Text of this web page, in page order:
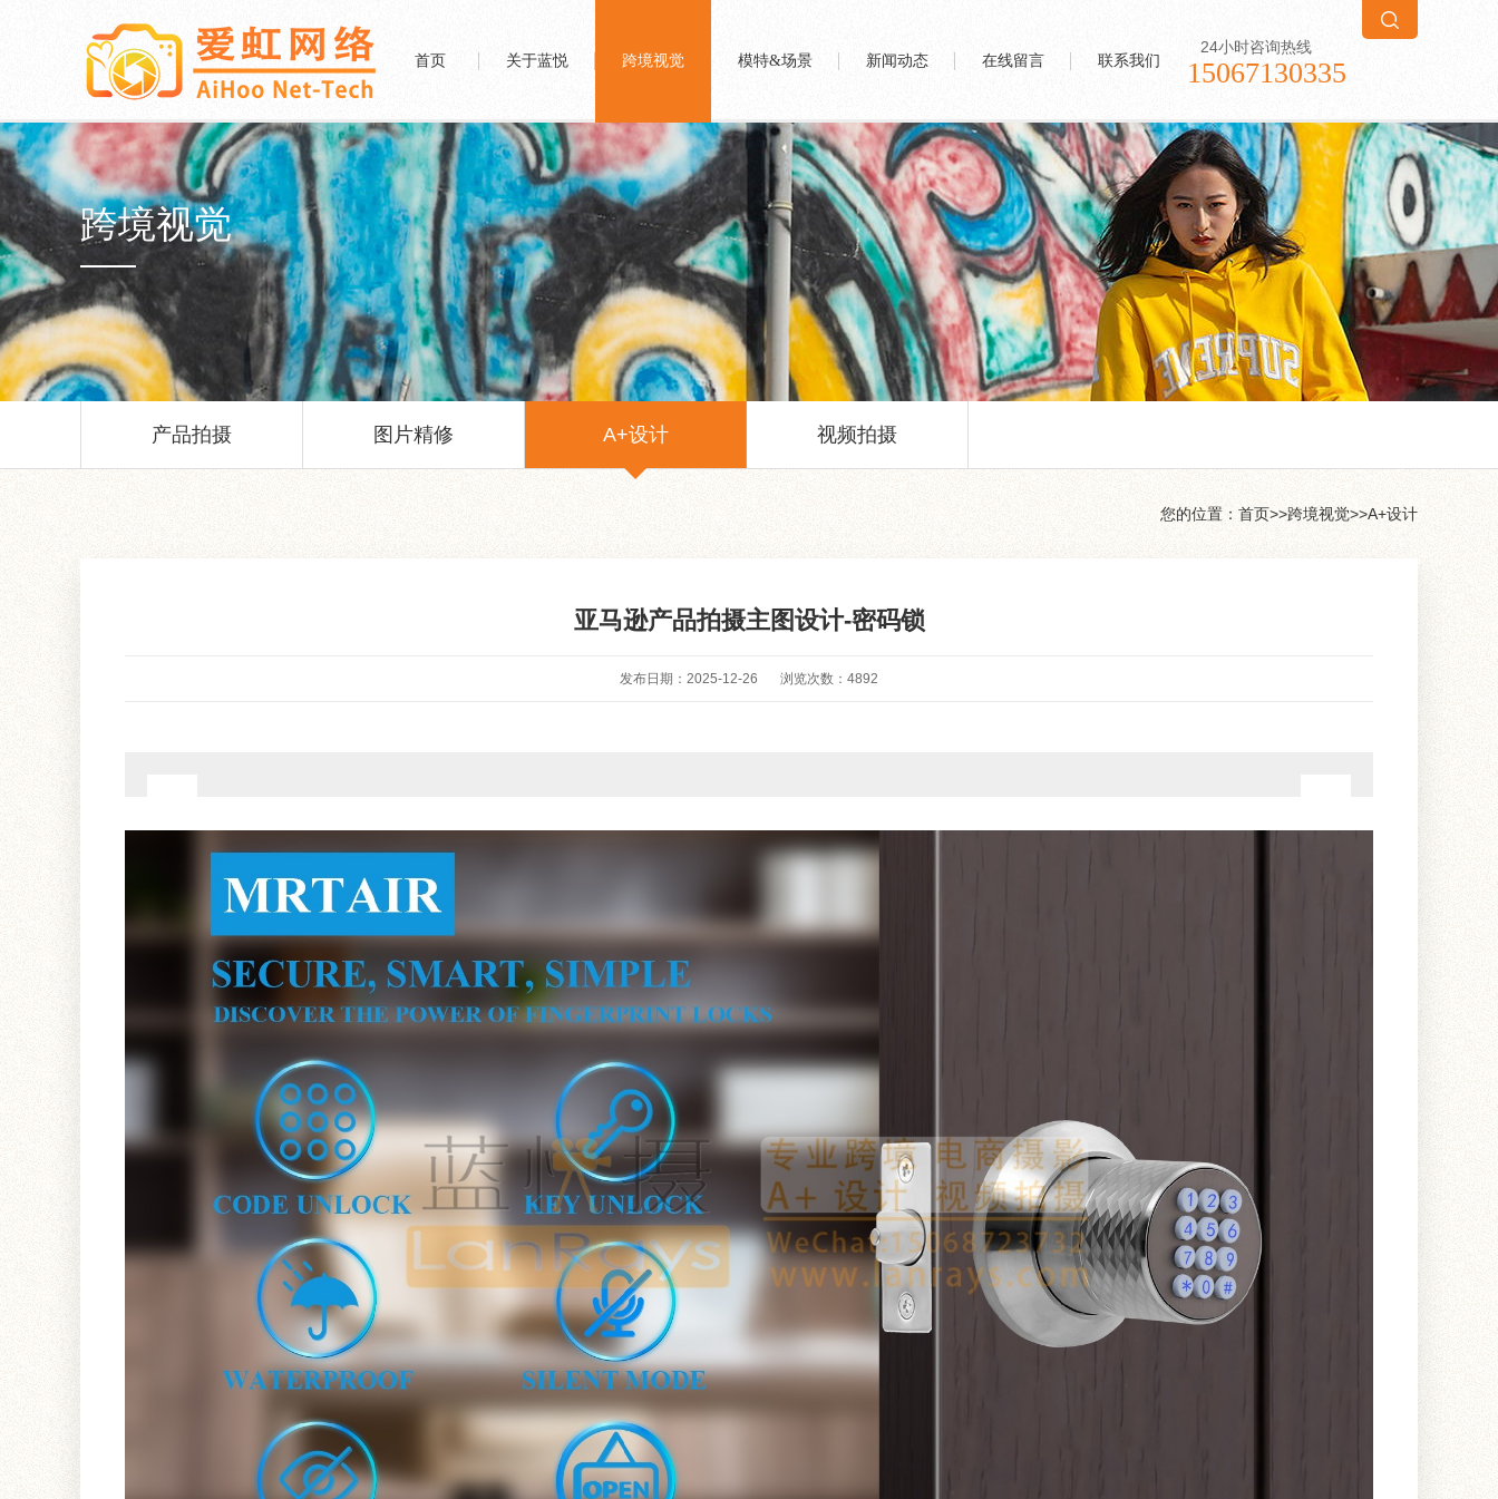
首页 关于蓝悦 跨境视觉 模特&场景 新闻动态 在线留言 联系我们
24小时咨询热线
15067130335
跨境视觉
产品拍摄 图片精修 A+设计 视频拍摄
您的位置： 首页>>跨境视觉>>A+设计
亚马逊产品拍摄主图设计-密码锁
发布日期：2025-12-26 浏览次数： 4892